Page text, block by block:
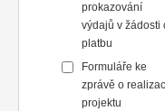
prokazování
výdajů v žádosti
platbu
Formuláře ke
zprávě o
projektu